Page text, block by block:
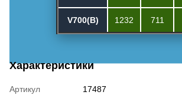
V700(B) 1232 711
Характеристики
Артикул
17487